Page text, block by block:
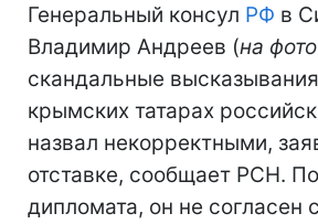
Генеральный консул РФ в
Владимир Андреев (на фото
скандальные
крымских татарах
назвал некорректными,
отставке, сообщает РСН.
дипломата, он не согласен